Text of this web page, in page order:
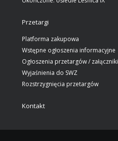
Przetargi
Platforma zakupowa
Wstępne ogłoszenia informacyjne
Ogłoszenia przetargów / załączniki
Wyjaśnienia do SWZ
Rozstrzygnięcia przetargów
Kontakt